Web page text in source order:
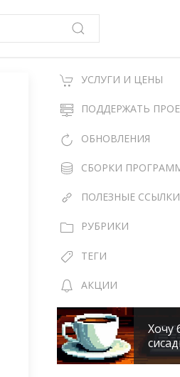
УСЛУГИ И ЦЕНЫ
ПОДДЕРЖАТЬ
ОБНОВЛЕНИЯ
СБОРКИ
ПОЛЕЗНЫЕ ССЫЛКИ
РУБРИКИ
ТЕГИ
АКЦИИ
Хочу